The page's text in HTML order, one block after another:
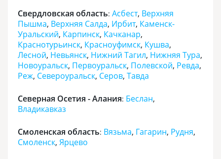
Свердловская область: Асбест, Верхняя
Пышма, Верхняя Салда, Ирбит, Каменск-
Уральский, Карпинск, Качканар,
Краснотурьинск, Красноуфимск, Кушва,
Лесной, Невьянск, Нижний Тагил, Нижняя Тура,
Новоуральск, Первоуральск, Полевской, Ревда,
Реж, Североуральск, Серов, Тавда
Северная Осетия - Алания: Беслан,
Владикавказ
Смоленская область: Вязьма, Гагарин, Рудня,
Смоленск, Ярцево